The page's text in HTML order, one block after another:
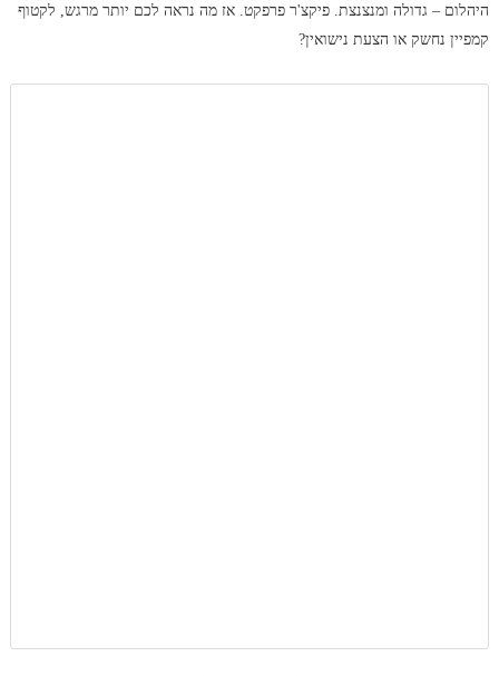
היהלום – גדולה ומנצנצת. פיקצ'ר פרפקט. אז מה נראה לכם יותר מרגש, לקטוף
קמפיין נחשק או הצעת נישואין?